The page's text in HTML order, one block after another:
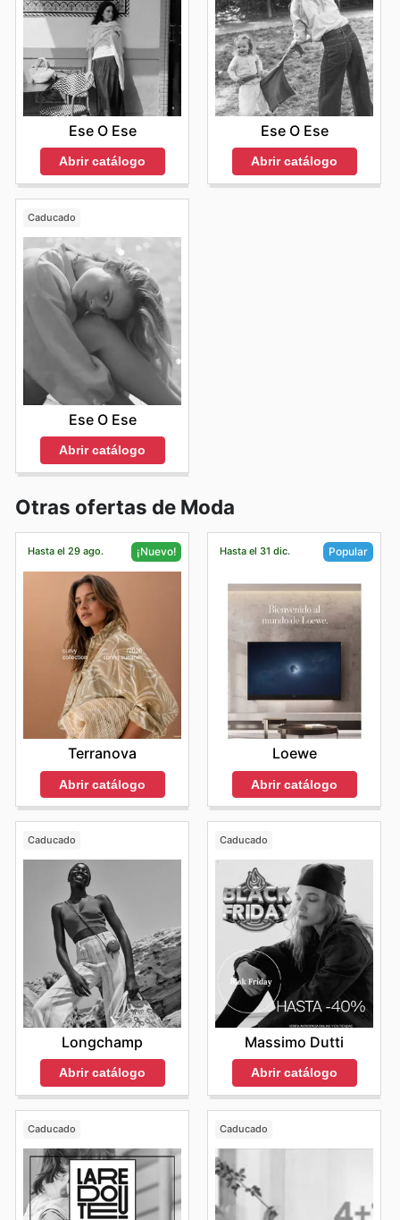
Ese O Ese
Abrir catálogo
Ese O Ese
Abrir catálogo
Caducado
Ese O Ese
Abrir catálogo
Otras ofertas de Moda
Hasta el 29 ago. ¡Nuevo!
Terranova
Abrir catálogo
Hasta el 31 dic. Popular
Loewe
Abrir catálogo
Caducado
Longchamp
Abrir catálogo
Caducado
Massimo Dutti
Abrir catálogo
Caducado Caducado